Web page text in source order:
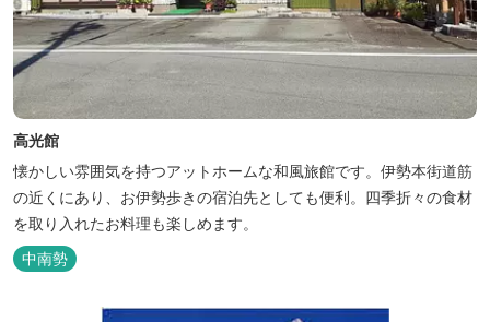
高光館
懐かしい雰囲気を持つアットホームな和風旅館です。伊勢本街道筋
の近くにあり、お伊勢歩きの宿泊先としても便利。四季折々の食材
を取り入れたお料理も楽しめます。
中南勢